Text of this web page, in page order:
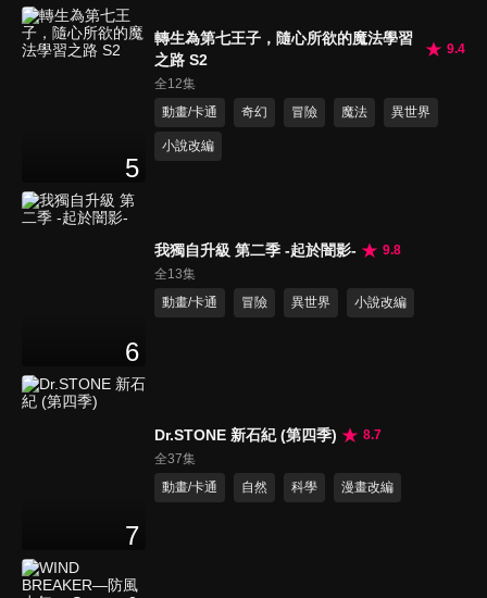
5
轉生為第七王子，隨心所欲的魔法學習
之路 S2
9.4
全12集
動畫/卡通
奇幻 冒險 魔法 異世界
小說改編
6
我獨自升級 第二季 -起於闇影-
9.8
全13集
動畫/卡通
冒險 異世界 小說改編
7
Dr.STONE 新石紀 (第四季)
8.7
全37集
動畫/卡通
自然 科學 漫畫改編